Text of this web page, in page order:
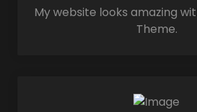
My website looks amazing
Theme.